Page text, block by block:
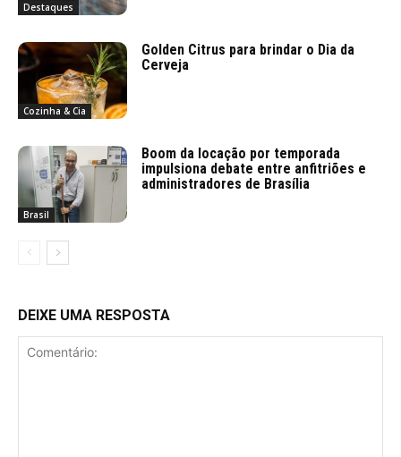
Destaques
Cozinha & Cia
Golden Citrus para brindar o Dia da
Cerveja
Brasil
Boom da locação por temporada
impulsiona debate entre anfitriões e
administradores de Brasília
DEIXE UMA RESPOSTA